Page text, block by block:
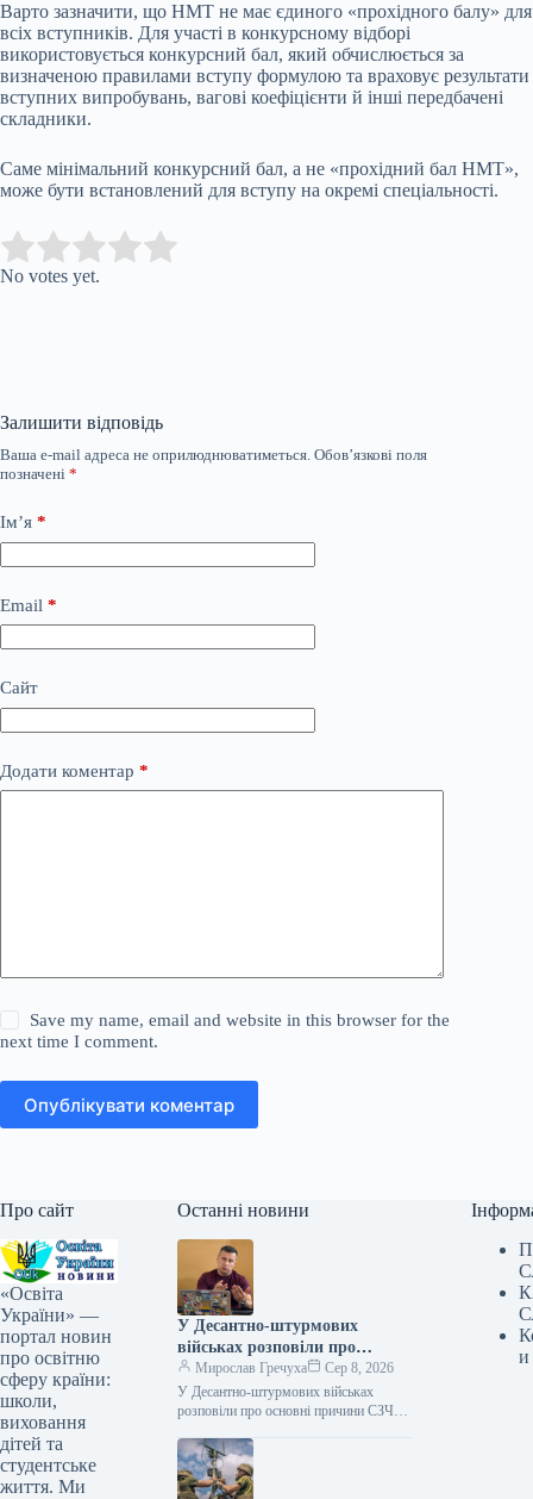
Варто зазначити, що НМТ не має єдиного «прохідного балу» для
всіх вступників. Для участі в конкурсному відборі
використовується конкурсний бал, який обчислюється за
визначеною правилами вступу формулою та враховує результати
вступних випробувань, вагові коефіцієнти й інші передбачені
складники.
Саме мінімальний конкурсний бал, а не «прохідний бал НМТ»,
може бути встановлений для вступу на окремі спеціальності.
Rate this item:
No votes yet.
Залишити відповідь
Ваша e-mail адреса не оприлюднюватиметься. Обов’язкові поля
позначені *
Ім’я *
Email *
Сайт
Додати коментар *
Save my name, email and website in this browser for the
next time I comment.
Опублікувати коментар
Про сайт
«Освіта
України» —
портал новин
про освітню
сферу країни:
школи,
виховання
дітей та
студентське
життя. Ми
Останні новини
У Десантно-штурмових
військах розповіли про
основні причини СЗЧ
Мирослав Гречуха
Сер 8, 2026
У Десантно-штурмових військах
розповіли про основні причини СЗЧ
Укрінформ Серед основних причин,
через які військовослужбовці
приймають рішення…
и